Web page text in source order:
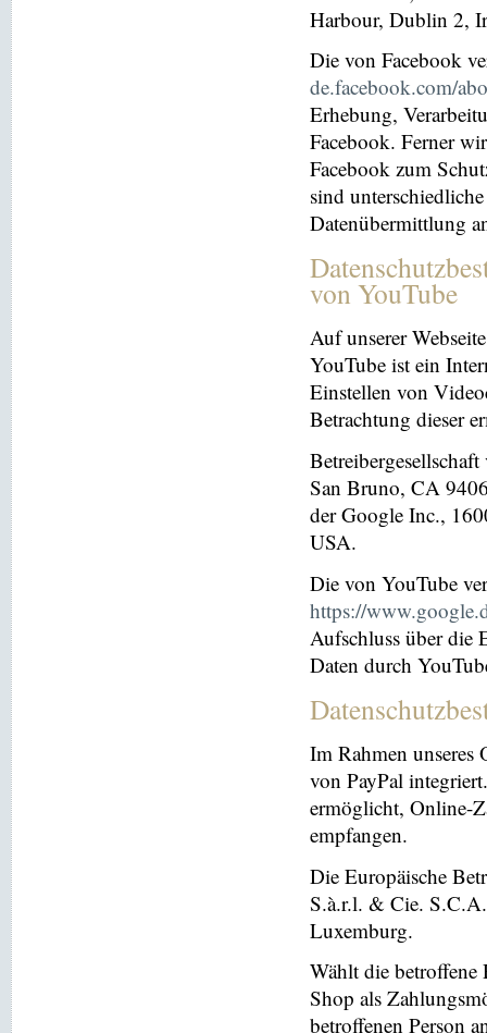
Harbour, Dublin 2,
Die von Facebook
de.facebook.com/
Erhebung,
Facebook. Ferner
Facebook zum
sind
Datenübermittlung
von YouTube
Auf unserer
YouTube ist ein
Einstellen von
Betrachtung dieser
San Bruno, CA
der Google Inc.,
USA.
Die von YouTube
https://
Aufschluss über die
Daten durch
Im Rahmen unseres
von PayPal
ermöglicht, Online-
empfangen.
Die Europäische
S.à.r.l. & Cie.
Luxemburg.
Wählt die betroffene
Shop als
betroffenen Person